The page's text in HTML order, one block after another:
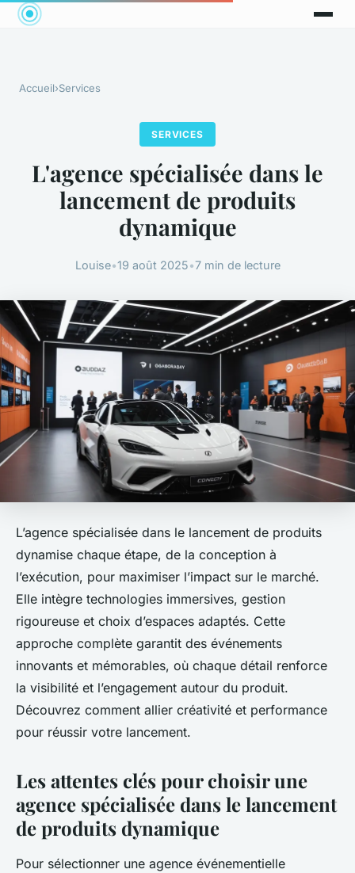
Accueil›Services
SERVICES
L'agence spécialisée dans le
lancement de produits
dynamique
Louise•19 août 2025•7 min de lecture
L’agence spécialisée dans le lancement de produits
dynamise chaque étape, de la conception à
l’exécution, pour maximiser l’impact sur le marché.
Elle intègre technologies immersives, gestion
rigoureuse et choix d’espaces adaptés. Cette
approche complète garantit des événements
innovants et mémorables, où chaque détail renforce
la visibilité et l’engagement autour du produit.
Découvrez comment allier créativité et performance
pour réussir votre lancement.
Les attentes clés pour choisir une
agence spécialisée dans le lancement
de produits dynamique
Pour sélectionner une agence événementielle